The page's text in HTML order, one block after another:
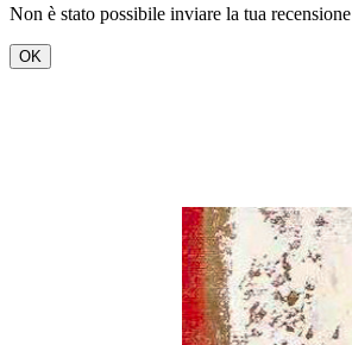
Non è stato possibile inviare la tua recensione
OK